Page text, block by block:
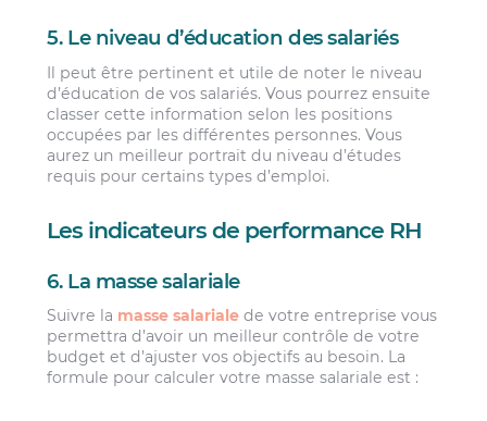
5. Le niveau d’éducation des salariés
Il peut être pertinent et utile de noter le niveau
d’éducation de vos salariés. Vous pourrez ensuite
classer cette information selon les positions
occupées par les différentes personnes. Vous
aurez un meilleur portrait du niveau d’études
requis pour certains types d’emploi.
Les indicateurs de performance RH
6. La masse salariale
Suivre la masse salariale de votre entreprise vous
permettra d’avoir un meilleur contrôle de votre
budget et d’ajuster vos objectifs au besoin. La
formule pour calculer votre masse salariale est :